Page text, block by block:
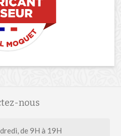
nous
de 9H à 19H